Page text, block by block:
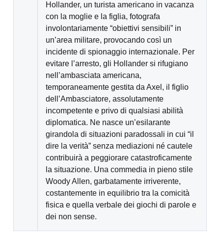
Hollander, un turista americano in vacanza
con la moglie e la figlia, fotografa
involontariamente “obiettivi sensibili” in
un’area militare, provocando così un
incidente di spionaggio internazionale. Per
evitare l’arresto, gli Hollander si rifugiano
nell’ambasciata americana,
temporaneamente gestita da Axel, il figlio
dell’Ambasciatore, assolutamente
incompetente e privo di qualsiasi abilità
diplomatica. Ne nasce un’esilarante
girandola di situazioni paradossali in cui “il
dire la verità” senza mediazioni né cautele
contribuirà a peggiorare catastroficamente
la situazione. Una commedia in pieno stile
Woody Allen, garbatamente irriverente,
costantemente in equilibrio tra la comicità
fisica e quella verbale dei giochi di parole e
dei non sense.